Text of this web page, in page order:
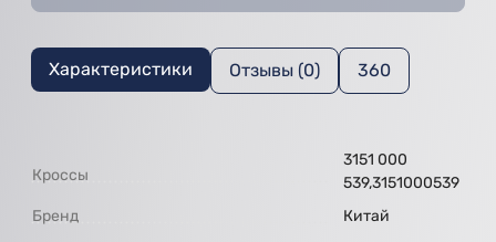
Характеристики Отзывы (0) 360
Кроссы
3151 000
539,3151000539
Бренд
Китай